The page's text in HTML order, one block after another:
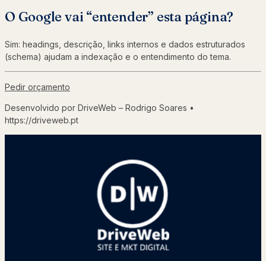
O Google vai “entender” esta página?
Sim: headings, descrição, links internos e dados estruturados
(schema) ajudam a indexação e o entendimento do tema.
Pedir orçamento
Desenvolvido por DriveWeb – Rodrigo Soares •
https://driveweb.pt